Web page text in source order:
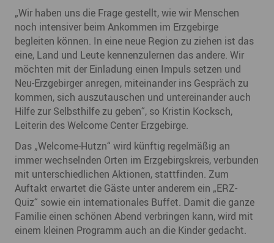
„Wir haben uns die Frage gestellt, wie wir Menschen
noch intensiver beim Ankommen im Erzgebirge
begleiten können. In eine neue Region zu ziehen ist das
eine, Land und Leute kennenzulernen das andere. Wir
möchten mit der Einladung einen Impuls setzen und
Neu-Erzgebirger anregen, miteinander ins Gespräch zu
kommen, sich auszutauschen und untereinander auch
Hilfe zur Selbsthilfe zu geben“, so Kristin Kocksch,
Leiterin des Welcome Center Erzgebirge.
Das „Welcome-Hutzn“ wird künftig regelmäßig an
immer wechselnden Orten im Erzgebirgskreis, verbunden
mit unterschiedlichen Aktionen, stattfinden. Zum
Auftakt erwartet die Gäste unter anderem ein „ERZ-
Quiz“ sowie ein internationales Buffet. Damit die ganze
Familie einen schönen Abend verbringen kann, wird mit
einem kleinen Programm auch an die Kinder gedacht.